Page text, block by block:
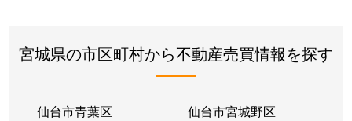
宮城県の市区町村から不動産売買情報を探す
仙台市青葉区 仙台市宮城野区